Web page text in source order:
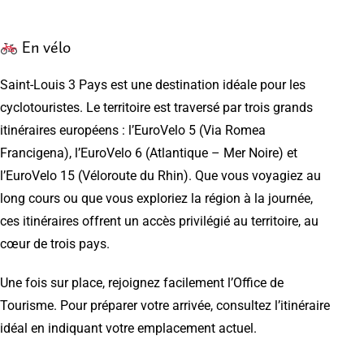
En vélo
Saint-Louis 3 Pays est une destination idéale pour les
cyclotouristes. Le territoire est traversé par trois grands
itinéraires européens : l’EuroVelo 5 (Via Romea
Francigena), l’EuroVelo 6 (Atlantique – Mer Noire) et
l’EuroVelo 15 (Véloroute du Rhin). Que vous voyagiez au
long cours ou que vous exploriez la région à la journée,
ces itinéraires offrent un accès privilégié au territoire, au
cœur de trois pays.
Une fois sur place, rejoignez facilement l’Office de
Tourisme. Pour préparer votre arrivée, consultez l’itinéraire
idéal en indiquant votre emplacement actuel.